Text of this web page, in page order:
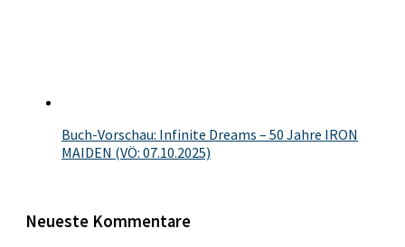
Buch-Vorschau: Infinite Dreams – 50 Jahre IRON
MAIDEN (VÖ: 07.10.2025)
Neueste Kommentare